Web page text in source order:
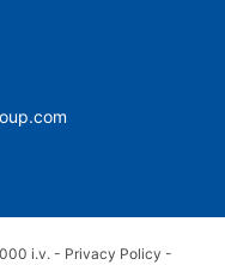
i.v. - Privacy Policy -